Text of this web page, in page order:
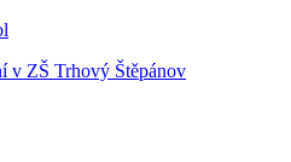
v ZŠ Trhový Štěpánov